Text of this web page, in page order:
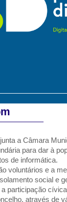
a Câmara
para dar à
de informática.
voluntários e a
social e
participação
através de